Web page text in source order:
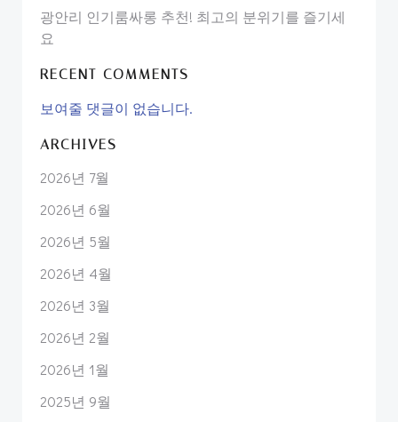
광안리 인기룸싸롱 추천! 최고의 분위기를 즐기세
요
RECENT COMMENTS
보여줄 댓글이 없습니다.
ARCHIVES
2026년 7월
2026년 6월
2026년 5월
2026년 4월
2026년 3월
2026년 2월
2026년 1월
2025년 9월